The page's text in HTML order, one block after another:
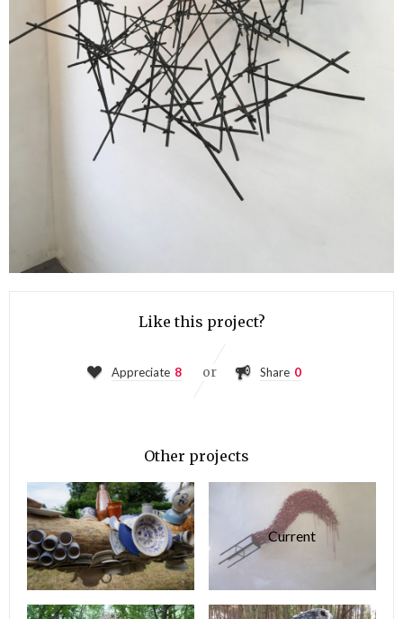
Like this project?
Appreciate 8 or Share 0
Other projects
Current